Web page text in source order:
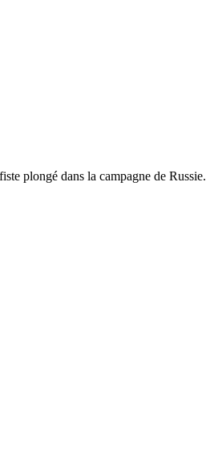
plongé dans la campagne de Russie.